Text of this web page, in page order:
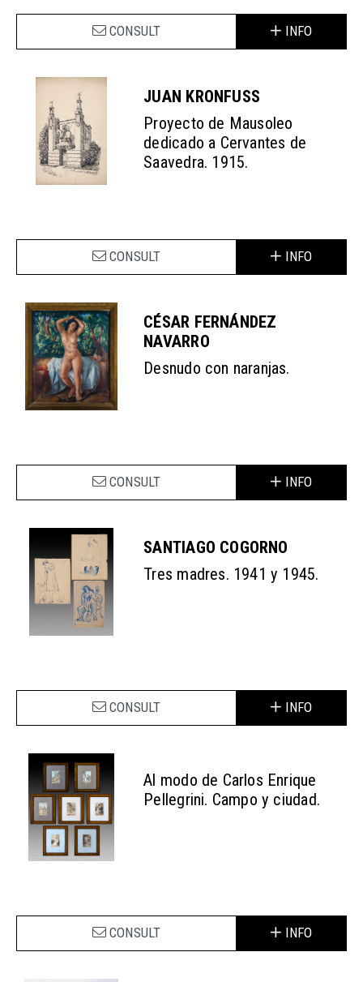
CONSULT INFO
JUAN KRONFUSS
Proyecto de Mausoleo
dedicado a Cervantes de
Saavedra. 1915.
CONSULT INFO
CÉSAR FERNÁNDEZ
NAVARRO
Desnudo con naranjas.
CONSULT INFO
SANTIAGO COGORNO
Tres madres. 1941 y 1945.
CONSULT INFO
Al modo de Carlos Enrique
Pellegrini. Campo y ciudad.
CONSULT INFO